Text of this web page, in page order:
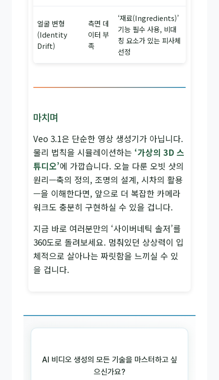
얼굴 변형
(Identity
Drift)
측면 데
이터 부
족
‘재료(Ingredients)’
기능 필수 사용, 비대
칭 요소가 있는 피사체
선정
마치며
Veo 3.1은 단순한 영상 생성기가 아닙니다.
물리 법칙을 시뮬레이션하는 ‘가상의 3D 스
튜디오’에 가깝습니다. 오늘 다룬 오빗 샷의
원리—축의 정의, 조명의 설계, 시차의 활용
—을 이해한다면, 앞으로 더 복잡한 카메라
워크도 충분히 구현하실 수 있을 겁니다.
지금 바로 여러분만의 ‘사이버네틱 솔저’를
360도로 돌려보세요. 멈춰있던 상상력이 입
체적으로 살아나는 짜릿함을 느끼실 수 있
을 겁니다.
AI 비디오 생성의 모든 기술을 마스터하고 싶
으신가요?